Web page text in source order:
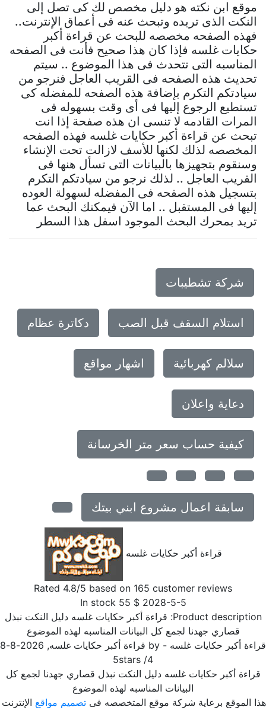
موقع ابن نكته هو دليل مخصص لك كى تصل إلى
النكت الذى تريده وتبحث عنه فى أعماق الإنترنت..
فهذه الصفحه مخصصه للبحث عن قراءة أكبر
حكايات غلسه فإذا كان هذا صحيح فأنت فى الصفحه
المناسبه التى تتحدث فى هذا الموضوع .. سيتم
تحديث هذه الصفحه فى القريب العاجل فنرجو من
سيادتكم التكرم بإضافة هذه الصفحه للمفضله كى
تستطيع الرجوع إليها فى أى وقت بسهوله فى
المرات القادمه لا تنسى ان هذه صفحة إذا انت
تبحث عن قراءة أكبر حكايات غلسه فهذه الصفحه
المخصصه لذلك لكنها للأسف لازالت تحت الإنشاء
وسنقوم بتجهيزها بالبيانات التى تسأل هنها فى
القريب العاجل .. لذلك نرجو من سيادتكم التكرم
بتسجيل هذه الصفحه فى المفضله لسهولة العوده
إليها فى المستقبل .. اما الآن فيمكنك البحث عما
تريد بمحرك البحث الموجود اسفل هذا السطر
شركة تشطيبات
استلام السقف قبل الصب دكاترة عظام
سلالم كهربائية اشهار مواقع
دعاية واعلان
كيفية حساب سعر متر الخرسانة
سابقة اعمال مشروع ابني بيتك
قراءة أكبر حكايات غلسه
Rated4.8 /5 based on165customer reviews
2028-5-5
$
55
In stock
Product قراءة أكبر حكايات غلسه دليل النكت نبذل
قصاري جهدنا لجمع كل البيانات المناسبه لهذه الموضوع
أكبر حكايات غلسه- by قراءة أكبر حكايات غلسه,
2026-8-8
/
5stars
أكبر حكايات غلسه دليل النكت نبذل قصاري جهدنا لجمع كل
البيانات المناسبه لهذه الموضوع
الموقع برعاية شركة موقع المتخصصه فىتصميم مواقعالإنترنت